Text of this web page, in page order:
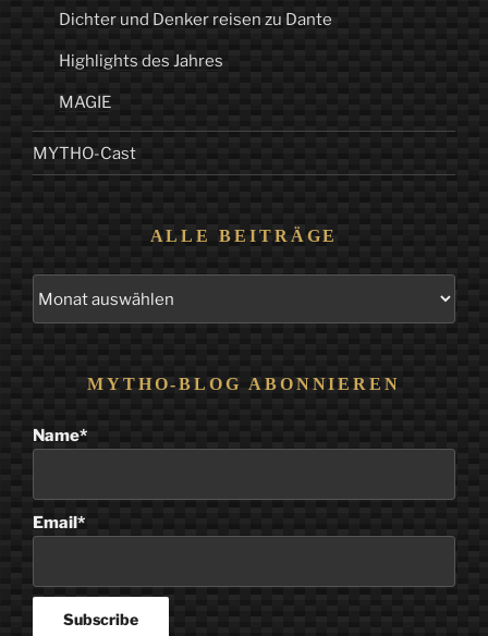
Dichter und Denker reisen zu Dante
Highlights des Jahres
MAGIE
MYTHO-Cast
ALLE BEITRÄGE
MYTHO-BLOG ABONNIEREN
Name*
Email*